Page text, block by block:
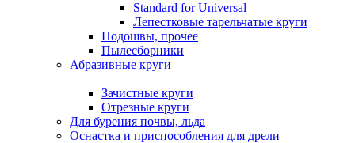
Standard for Universal
Лепестковые тарельчатые круги
Подошвы, прочее
Пылесборники
Абразивные круги
Зачистные круги
Отрезные круги
Для бурения почвы, льда
Оснастка и приспособления для дрели